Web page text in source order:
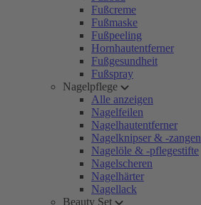
Fußcreme
Fußmaske
Fußpeeling
Hornhautentferner
Fußgesundheit
Fußspray
Nagelpflege
Alle anzeigen
Nagelfeilen
Nagelhautentferner
Nagelknipser & -zangen
Nagelöle & -pflegestifte
Nagelscheren
Nagelhärter
Nagellack
Beauty Set